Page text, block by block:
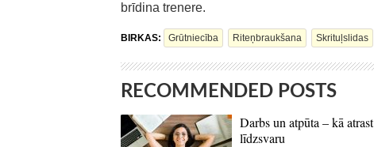
brīdina trenere.
BIRKAS: Grūtniecība Riteņbraukšana Skrituļslidas
RECOMMENDED POSTS
Darbs un atpūta – kā atrast
līdzsvaru